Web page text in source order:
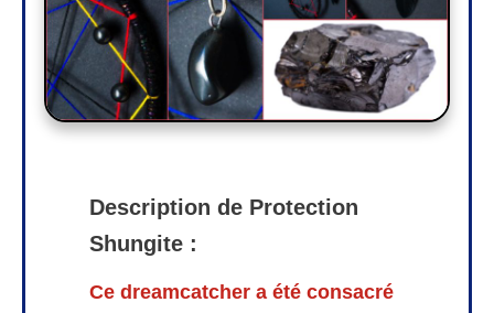
Description de Protection
Shungite :
Ce dreamcatcher a été consacré